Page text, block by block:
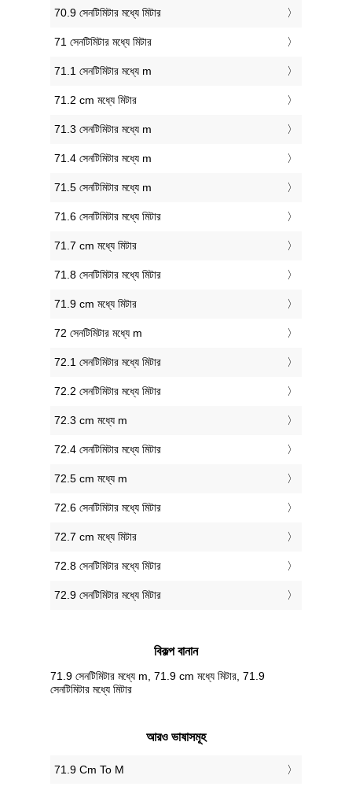
70.9 সেনটিমিটার মধ্যে মিটার
71 সেনটিমিটার মধ্যে মিটার
71.1 সেনটিমিটার মধ্যে m
71.2 cm মধ্যে মিটার
71.3 সেনটিমিটার মধ্যে m
71.4 সেনটিমিটার মধ্যে m
71.5 সেনটিমিটার মধ্যে m
71.6 সেনটিমিটার মধ্যে মিটার
71.7 cm মধ্যে মিটার
71.8 সেনটিমিটার মধ্যে মিটার
71.9 cm মধ্যে মিটার
72 সেনটিমিটার মধ্যে m
72.1 সেনটিমিটার মধ্যে মিটার
72.2 সেনটিমিটার মধ্যে মিটার
72.3 cm মধ্যে m
72.4 সেনটিমিটার মধ্যে মিটার
72.5 cm মধ্যে m
72.6 সেনটিমিটার মধ্যে মিটার
72.7 cm মধ্যে মিটার
72.8 সেনটিমিটার মধ্যে মিটার
72.9 সেনটিমিটার মধ্যে মিটার
বিকল্প বানান
71.9 সেনটিমিটার মধ্যে m, 71.9 cm মধ্যে মিটার, 71.9
সেনটিমিটার মধ্যে মিটার
আরও ভাষাসমূহ
‎71.9 Cm To M